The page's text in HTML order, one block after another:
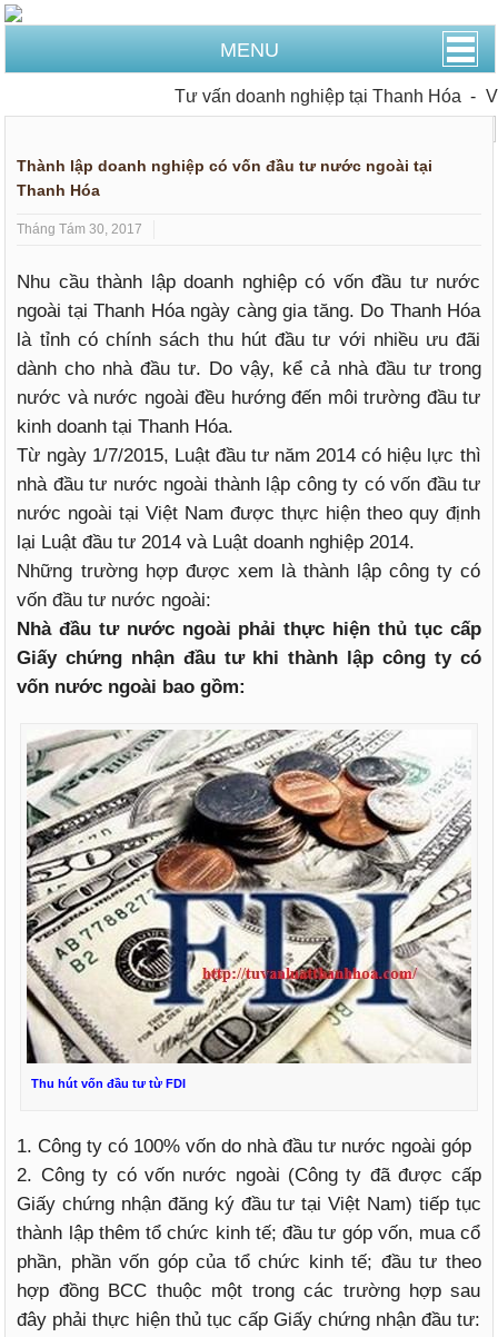
MENU
Tư vấn doanh nghiệp tại Thanh Hóa-
Thành lập doanh nghiệp có vốn đầu tư nước ngoài tại
Thanh Hóa
Tháng Tám 30, 2017
Nhu cầu thành lập doanh nghiệp có vốn đầu tư nước
ngoài tại Thanh Hóa ngày càng gia tăng. Do Thanh Hóa
là tỉnh có chính sách thu hút đầu tư với nhiều ưu đãi
dành cho nhà đầu tư. Do vậy, kể cả nhà đầu tư trong
nước và nước ngoài đều hướng đến môi trường đầu tư
kinh doanh tại Thanh Hóa.
Từ ngày 1/7/2015, Luật đầu tư năm 2014 có hiệu lực thì
nhà đầu tư nước ngoài thành lập công ty có vốn đầu tư
nước ngoài tại Việt Nam được thực hiện theo quy định
lại Luật đầu tư 2014 và Luật doanh nghiệp 2014.
Những trường hợp được xem là thành lập công ty có
vốn đầu tư nước ngoài:
Nhà đầu tư nước ngoài phải thực hiện thủ tục cấp
Giấy chứng nhận đầu tư khi thành lập công ty có
vốn nước ngoài bao gồm:
Thu hút vốn đầu tư từ FDI
1. Công ty có 100% vốn do nhà đầu tư nước ngoài góp
2. Công ty có vốn nước ngoài (Công ty đã được cấp
Giấy chứng nhận đăng ký đầu tư tại Việt Nam) tiếp tục
thành lập thêm tổ chức kinh tế; đầu tư góp vốn, mua cổ
phần, phần vốn góp của tổ chức kinh tế; đầu tư theo
hợp đồng BCC thuộc một trong các trường hợp sau
đây phải thực hiện thủ tục cấp Giấy chứng nhận đầu tư: